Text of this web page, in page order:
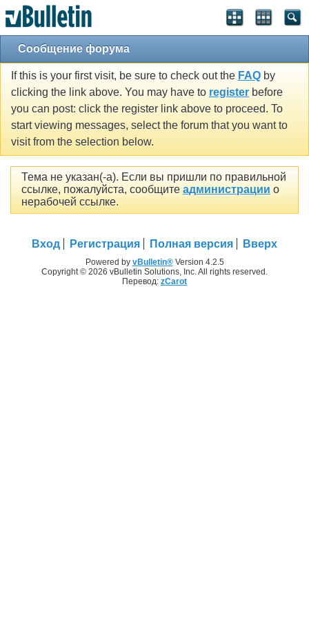
Сообщение форума
If this is your first visit, be sure to check out the FAQ by
clicking the link above. You may have to register before
you can post: click the register link above to proceed. To
start viewing messages, select the forum that you want to
visit from the selection below.
Тема не указан(-а). Если вы пришли по правильной
ссылке, пожалуйста, сообщите администрации о
нерабочей ссылке.
Вход Регистрация Полная версия Вверх
Powered by vBulletin®Version 4.2.5
Copyright © 2026 vBulletin Solutions, Inc. All rights reserved.
Перевод: zCarot